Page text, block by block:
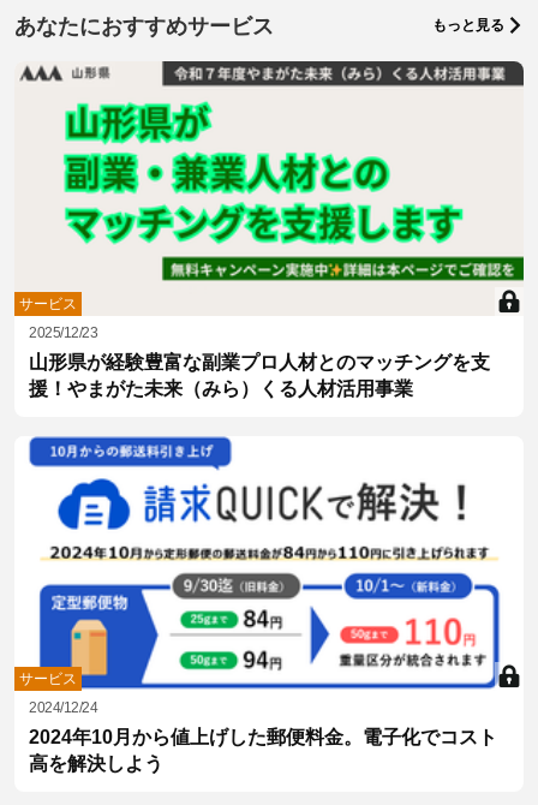
あなたにおすすめサービス もっと見る
サービス
2025/12/23
山形県が経験豊富な副業プロ人材とのマッチングを支
援！やまがた未来（みら）くる人材活用事業
サービス
2024/12/24
2024年10月から値上げした郵便料金。電子化でコスト
高を解決しよう